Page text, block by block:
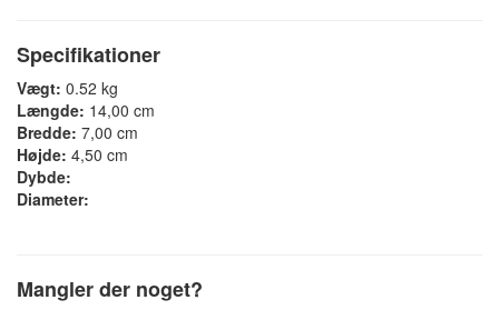
Specifikationer
Vægt: 0.52 kg
Længde: 14,00 cm
Bredde: 7,00 cm
Højde: 4,50 cm
Dybde:
Diameter:
Mangler der noget?